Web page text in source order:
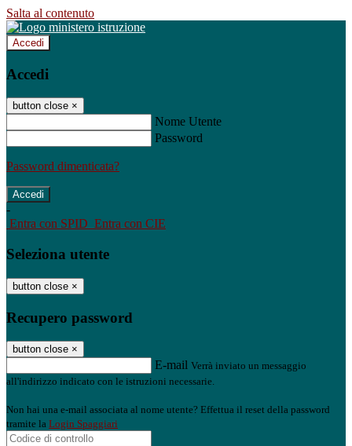
Salta al contenuto
Accedi
Accedi
button close ×
Nome Utente
Password
Password dimenticata?
-
Entra con SPID Entra con CIE
Seleziona utente
button close ×
Recupero password
button close ×
E-mail Verrà inviato un messaggio
all'indirizzo indicato con le istruzioni necessarie.
Non hai una e-mail associata al nome utente? Effettua il reset della password
tramite la Login Spaggiari